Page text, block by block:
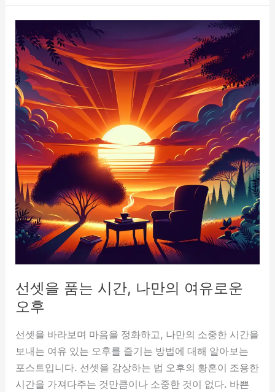
분
한
공
간
에
서
중
요
한
물
건
을
잃
어
버
꿈,
더
운
옷
을
입
선셋을 품는 시간, 나만의 여유로운
오후
선셋을 바라보며 마음을 정화하고, 나만의 소중한 시간을
보내는 여유 있는 오후를 즐기는 방법에 대해 알아보는
포스트입니다. 선셋을 감상하는 법 오후의 황혼이 조용한
시간을 가져다주는 것만큼이나 소중한 것이 없다. 바쁜